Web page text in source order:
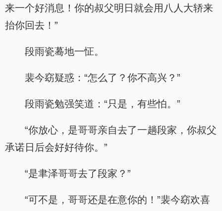
来一个好消息！你的叔父明日就会用八人大轿来
抬你回去！”
段雨瓷蓦地一怔。
裴今窈疑惑：“怎么了？你不高兴？”
段雨瓷勉强笑道：“只是，有些怕。”
“你放心，是哥哥亲自去了一趟段家，你叔父
承诺日后会好好待你。”
“是聿泽哥哥去了段家？”
“可不是，哥哥还是在意你的！”裴今窈欢喜